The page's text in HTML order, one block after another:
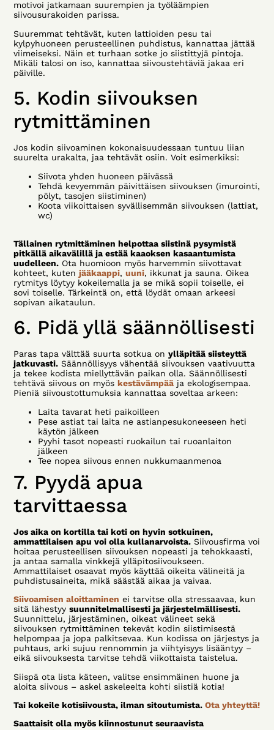
motivoi jatkamaan suurempien ja työläämpien
siivousurakoiden parissa.
Suuremmat tehtävät, kuten lattioiden pesu tai
kylpyhuoneen perusteellinen puhdistus, kannattaa jättää
viimeiseksi. Näin et turhaan sotke jo siistittyjä pintoja.
Mikäli talosi on iso, kannattaa siivoustehtäviä jakaa eri
päiville.
5. Kodin siivouksen
rytmittäminen
Jos kodin siivoaminen kokonaisuudessaan tuntuu liian
suurelta urakalta, jaa tehtävät osiin. Voit esimerkiksi:
Siivota yhden huoneen päivässä
Tehdä kevyemmän päivittäisen siivouksen (imurointi,
pölyt, tasojen siistiminen)
Koota viikoittaisen syvällisemmän siivouksen (lattiat,
wc)
Tällainen rytmittäminen helpottaa siistinä pysymistä
pitkällä aikavälillä ja estää kaaoksen kasaantumista
uudelleen. Ota huomioon myös harvemmin siivottavat
kohteet, kutenjääkaappi,uuni, ikkunat ja sauna. Oikea
rytmitys löytyy kokeilemalla ja se mikä sopii toiselle, ei
sovi toiselle. Tärkeintä on, että löydät omaan arkeesi
sopivan aikataulun.
6. Pidä yllä säännöllisesti
Paras tapa välttää suurta sotkua onylläpitää siisteyttä
jatkuvasti. Säännöllisyys vähentää siivouksen vaativuutta
ja tekee kodista miellyttävän paikan olla. Säännöllisesti
tehtävä siivous on myöskestävämpää ja ekologisempaa.
Pieniä siivoustottumuksia kannattaa soveltaa arkeen:
Laita tavarat heti paikoilleen
Pese astiat tai laita ne astianpesukoneeseen heti
käytön jälkeen
Pyyhi tasot nopeasti ruokailun tai ruoanlaiton
jälkeen
Tee nopea siivous ennen nukkumaanmenoa
7. Pyydä apua
tarvittaessa
Jos aika on kortilla tai koti on hyvin sotkuinen,
ammattilaisen apu voi olla kullanarvoista. Siivousfirma voi
hoitaa perusteellisen siivouksen nopeasti ja tehokkaasti,
ja antaa samalla vinkkejä ylläpitosiivoukseen.
Ammattilaiset osaavat myös käyttää oikeita välineitä ja
puhdistusaineita, mikä säästää aikaa ja vaivaa.
Siivoamisen aloittaminen ei tarvitse olla stressaavaa, kun
sitä lähestyysuunnitelmallisesti ja järjestelmällisesti.
Suunnittelu, järjestäminen, oikeat välineet sekä
siivouksen rytmittäminen tekevät kodin siistimisestä
helpompaa ja jopa palkitsevaa. Kun kodissa on järjestys ja
puhtaus, arki sujuu rennommin ja viihtyisyys lisääntyy –
eikä siivouksesta tarvitse tehdä viikottaista taistelua.
Siispä ota lista käteen, valitse ensimmäinen huone ja
aloita siivous – askel askeleelta kohti siistiä kotia!
Tai kokeile kotisiivousta, ilman sitoutumista.Ota yhteyttä!
Saattaisit olla myös kiinnostunut seuraavista